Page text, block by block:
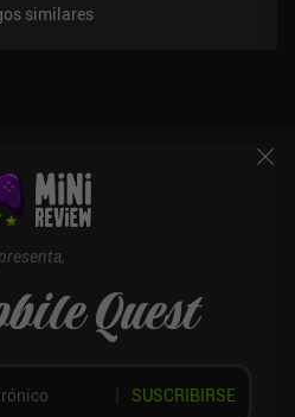
similares
Quest
SUSCRIBIRSE